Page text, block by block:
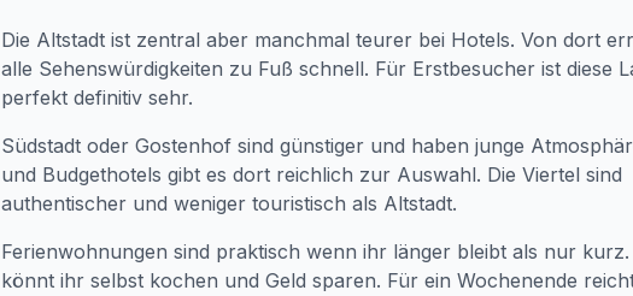
Die Altstadt ist zentral aber manchmal teurer bei Hotels. Von dort
alle Sehenswürdigkeiten zu Fuß schnell. Für Erstbesucher ist diese
perfekt definitiv sehr.
Südstadt oder Gostenhof sind günstiger und haben junge
und Budgethotels gibt es dort reichlich zur Auswahl. Die Viertel sind
authentischer und weniger touristisch als Altstadt.
Ferienwohnungen sind praktisch wenn ihr länger bleibt als nur
könnt ihr selbst kochen und Geld sparen. Für ein Wochenende